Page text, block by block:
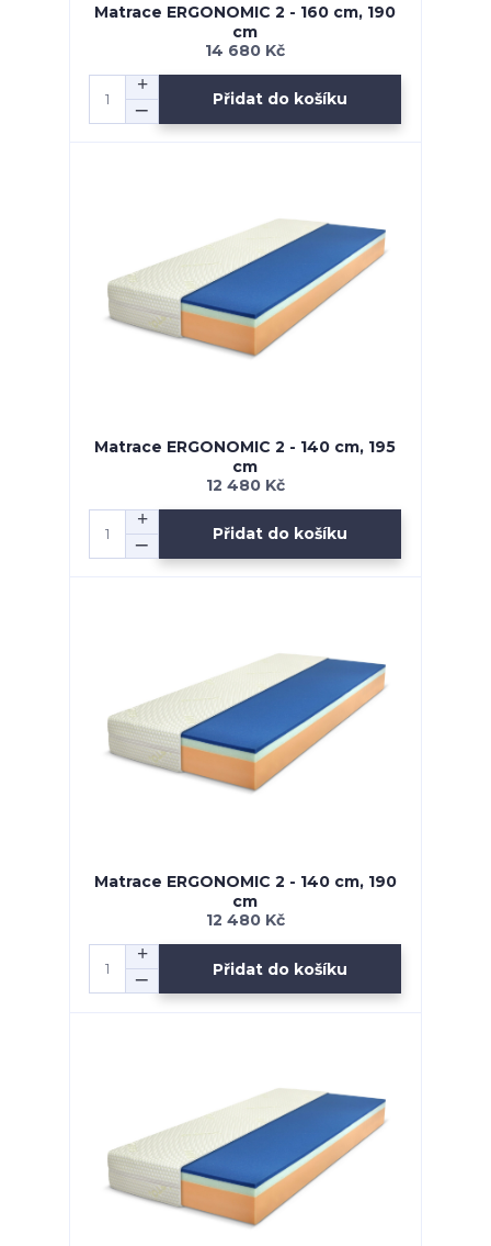
Matrace ERGONOMIC 2 - 160 cm, 190
cm
14 680 Kč
Přidat do košíku
Matrace ERGONOMIC 2 - 140 cm, 195
cm
12 480 Kč
Přidat do košíku
Matrace ERGONOMIC 2 - 140 cm, 190
cm
12 480 Kč
Přidat do košíku